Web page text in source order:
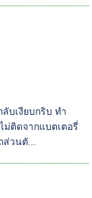
บเงียบกริบ ทำ
ติดจากแบตเตอรี่
ส่วนตั...